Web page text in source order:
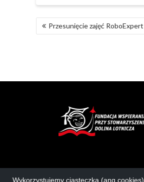
Wykorzystujemy ciasteczka
NAWIGACJA
WPISU
Przesunięcie zajęć RoboExpert